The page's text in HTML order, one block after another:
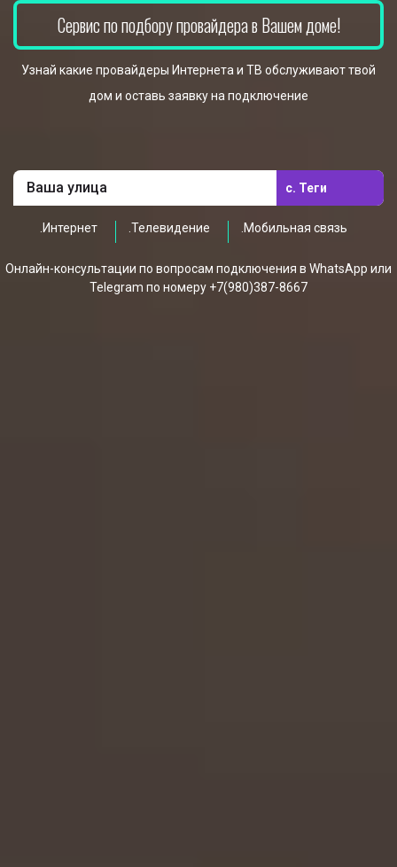
Сервис по подбору провайдера в Вашем доме!
Узнай какие провайдеры Интернета и ТВ обслуживают твой
дом и оставь заявку на подключение
с. Теги
.Интернет .Телевидение .Мобильная связь
Онлайн-консультации по вопросам подключения в WhatsApp или
Telegram по номеру +7(980)387-8667